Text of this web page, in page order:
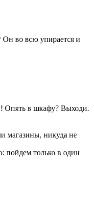
во всю упирается и
Опять в шкафу? Выходи.
магазины, никуда не
пойдем только в один